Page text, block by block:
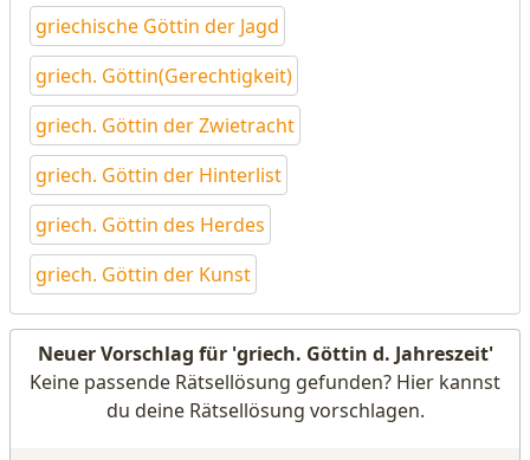
griechische Göttin der Jagd
griech. Göttin(Gerechtigkeit)
griech. Göttin der Zwietracht
griech. Göttin der Hinterlist
griech. Göttin des Herdes
griech. Göttin der Kunst
Neuer Vorschlag für 'griech. Göttin d. Jahreszeit'
Keine passende Rätsellösung gefunden? Hier kannst
du deine Rätsellösung vorschlagen.